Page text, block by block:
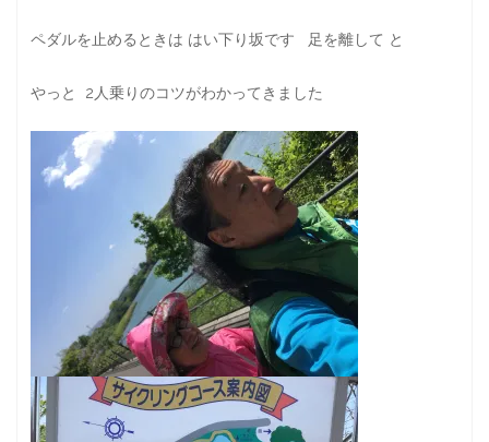
ペダルを止めるときは はい下り坂です 足を離して と
やっと 2人乗りのコツがわかってきました